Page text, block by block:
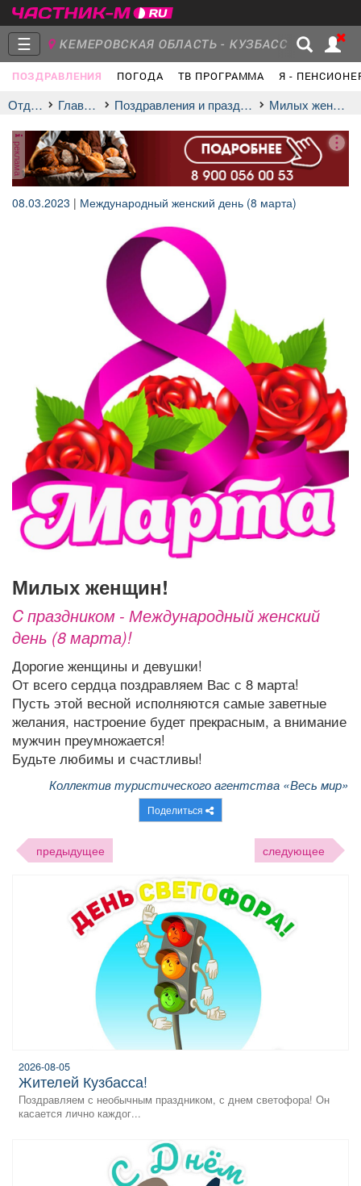
☰ КЕМЕРОВСКАЯ ОБЛАСТЬ - КУЗБАСС
ПОЗДРАВЛЕНИЯ ПОГОДА ТВ ПРОГРАММА
Я -
Главная
Новости
Объявления Недвижимость Услуги
Транспорт
Обучение Проекты
Товары Поздравления Погода
ТВ программа Я - пенсионер
Отдых Главная Поздравления и праздники Милых женщин!
реклама
08.03.2023 | Международный женский день (8 марта)
Милых женщин!
C праздником - Международный женский
день (8 марта)!
Дорогие женщины и девушки!
От всего сердца поздравляем Вас с 8 марта!
Пусть этой весной исполняются самые заветные
желания, настроение будет прекрасным, а внимание
мужчин преумножается!
Будьте любимы и счастливы!
Коллектив туристического агентства «Весь мир»
Поделиться
следующее
предыдущее
2026-08-05
жителей Кузбасса!
Поздравляем с необычным праздником, с днем светофора! Он
касается лично каждог...